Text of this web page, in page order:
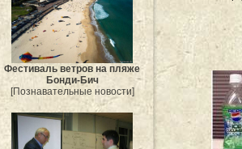
Фестиваль ветров на пляже
Бонди-Бич
[Познавательные новости]